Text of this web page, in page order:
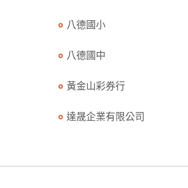
八德國小
八德國中
黃金山彩券行
達晟企業有限公司